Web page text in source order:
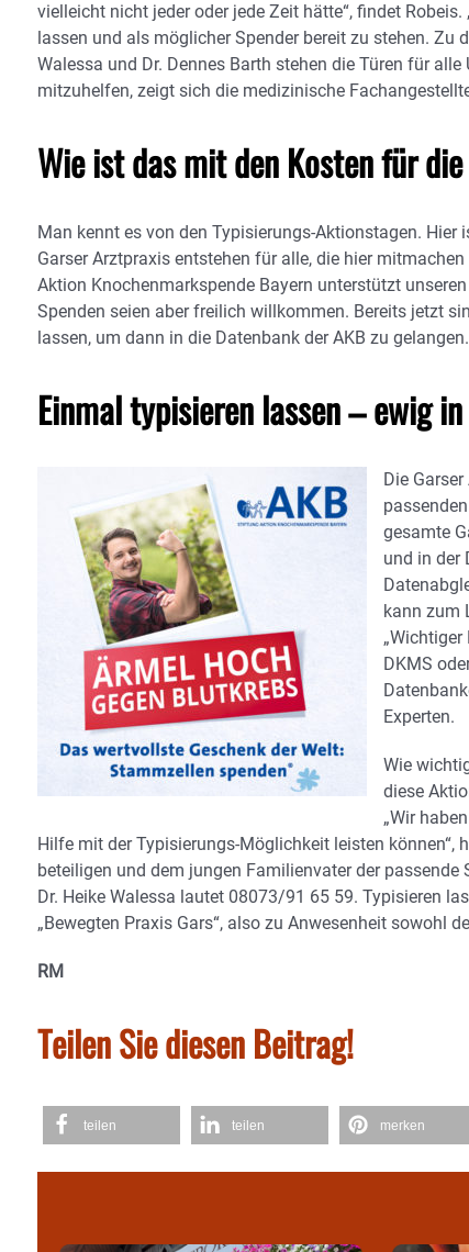
vielleicht nicht jeder oder jede Zeit hätte“, findet
lassen und als möglicher Spender bereit zu stehen. Zu
Walessa und Dr. Dennes Barth stehen die Türen für
mitzuhelfen, zeigt sich die medizinische
Wie ist das mit den Kosten für
Man kennt es von den Typisierungs-Aktionstagen.
Garser Arztpraxis entstehen für alle, die hier
Aktion Knochenmarkspende Bayern unterstützt
Spenden seien aber freilich willkommen. Bereits jetzt
lassen, um dann in die Datenbank der AKB zu gelangen.
Einmal typisieren lassen – ewig
Die
gesamte
und in der
kann zum
DKMS
Experten.
Wie
diese
„Wir
Hilfe mit der Typisierungs-Möglichkeit leisten
beteiligen und dem jungen Familienvater der
Dr. Heike Walessa lautet 08073/91 65 59. Typisieren
„Bewegten Praxis Gars“, also zu Anwesenheit sowohl
RM
Teilen Sie diesen Beitrag!
teilen teilen merken